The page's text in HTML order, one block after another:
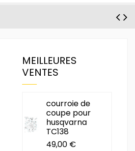
MEILLEURES
VENTES
courroie de
coupe pour
husqvarna
TC138
49,00 €